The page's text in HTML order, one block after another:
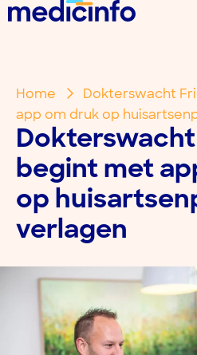
Home
Dokterswacht
app om druk op
begint met
op
verlagen